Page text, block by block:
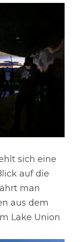
sich eine
auf die
man
aus dem
Lake Union